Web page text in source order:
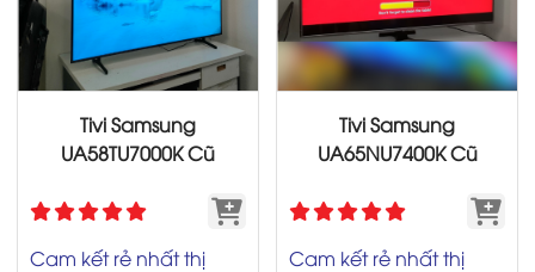
Tivi Samsung
UA58TU7000K Cũ
Cam kết rẻ nhất thị
Tivi Samsung
UA65NU7400K Cũ
Cam kết rẻ nhất thị